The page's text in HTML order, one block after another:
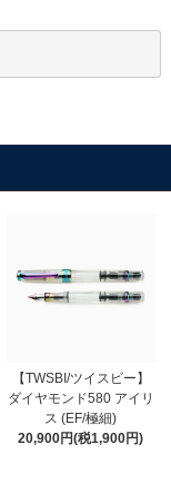
【TWSBI/ツイスビー】
ダイヤモンド580 アイリ
ス (EF/極細)
20,900円(税1,900円)